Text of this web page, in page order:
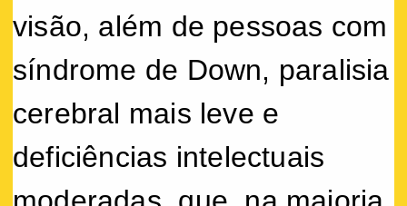
visão, além de pessoas com
síndrome de Down, paralisia
cerebral mais leve e
deficiências intelectuais